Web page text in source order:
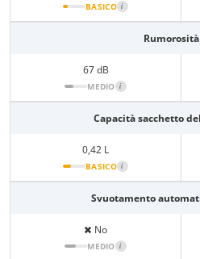
BASICO i
Rumorosità
67 dB
MEDIO i
Capacità sacchetto
0,42 L
BASICO i
Svuotamento
No
MEDIO i